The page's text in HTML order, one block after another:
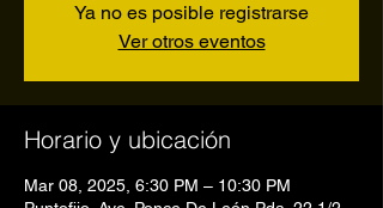
Ya no es posible registrarse
Ver otros eventos
Horario y ubicación
Mar 08, 2025, 6:30 PM – 10:30 PM